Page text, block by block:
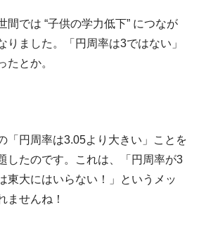
間では “子供の学力低下” につなが
りました。「円周率は3ではない」
たとか。
「円周率は3.05より大きい」ことを
したのです。これは、「円周率が3
東大にはいらない！」というメッ
ませんね！